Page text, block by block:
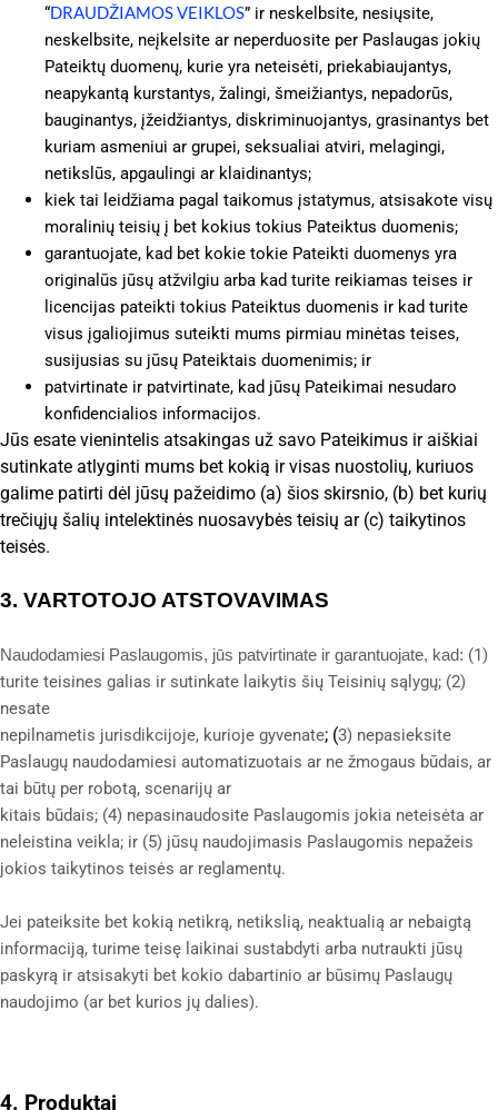
“DRAUDŽIAMOS VEIKLOS” ir neskelbsite, nesiųsite,
neskelbsite, neįkelsite ar neperduosite per Paslaugas jokių
Pateiktų duomenų, kurie yra neteisėti, priekabiaujantys,
neapykantą kurstantys, žalingi, šmeižiantys, nepadorūs,
bauginantys, įžeidžiantys, diskriminuojantys, grasinantys bet
kuriam asmeniui ar grupei, seksualiai atviri, melagingi,
netikslūs, apgaulingi ar klaidinantys;
kiek tai leidžiama pagal taikomus įstatymus, atsisakote visų
moralinių teisių į bet kokius tokius Pateiktus duomenis;
garantuojate, kad bet kokie tokie Pateikti duomenys yra
originalūs jūsų atžvilgiu arba kad turite reikiamas teises ir
licencijas pateikti tokius Pateiktus duomenis ir kad turite
visus įgaliojimus suteikti mums pirmiau minėtas teises,
susijusias su jūsų Pateiktais duomenimis; ir
patvirtinate ir patvirtinate, kad jūsų Pateikimai nesudaro
konfidencialios informacijos.
Jūs esate vienintelis atsakingas už savo Pateikimus ir aiškiai
sutinkate atlyginti mums bet kokią ir visas nuostolių, kuriuos
galime patirti dėl jūsų pažeidimo (a) šios skirsnio, (b) bet kurių
trečiųjų šalių intelektinės nuosavybės teisių ar (c) taikytinos
teisės.
3. VARTOTOJO ATSTOVAVIMAS
Naudodamiesi Paslaugomis, jūs patvirtinate ir garantuojate, kad: (1)
turite teisines galias ir sutinkate laikytis šių Teisinių sąlygų; (2)
nesate
nepilnametis jurisdikcijoje, kurioje gyvenate; (3) nepasieksite
Paslaugų naudodamiesi automatizuotais ar ne žmogaus būdais, ar
tai būtų per robotą, scenarijų ar
kitais būdais; (4) nepasinaudosite Paslaugomis jokia neteisėta ar
neleistina veikla; ir (5) jūsų naudojimasis Paslaugomis nepažeis
jokios taikytinos teisės ar reglamentų.
Jei pateiksite bet kokią netikrą, netikslią, neaktualią ar nebaigtą
informaciją, turime teisę laikinai sustabdyti arba nutraukti jūsų
paskyrą ir atsisakyti bet kokio dabartinio ar būsimų Paslaugų
naudojimo (ar bet kurios jų dalies).
4. Produktai